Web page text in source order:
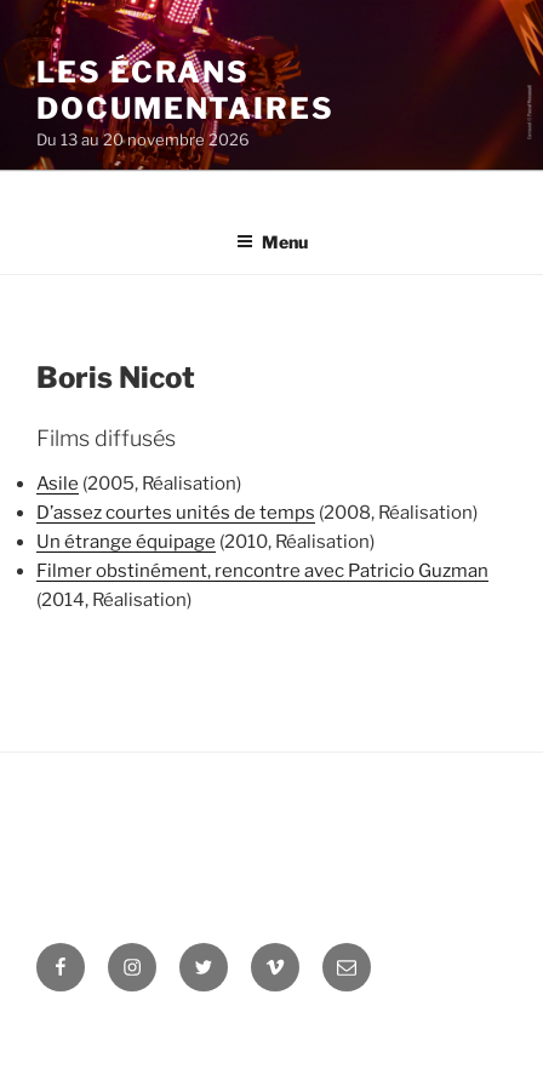
au
contenu
principal
LES ÉCRANS
DOCUMENTAIRES
Du 13 au 20 novembre 2026
Menu
Boris Nicot
Films diffusés
Asile (2005, Réalisation)
D’assez courtes unités de temps (2008, Réalisation)
Un étrange équipage (2010, Réalisation)
Filmer obstinément, rencontre avec Patricio Guzman
(2014, Réalisation)
FacebookInstagramTwitter Vimeo Newsletter